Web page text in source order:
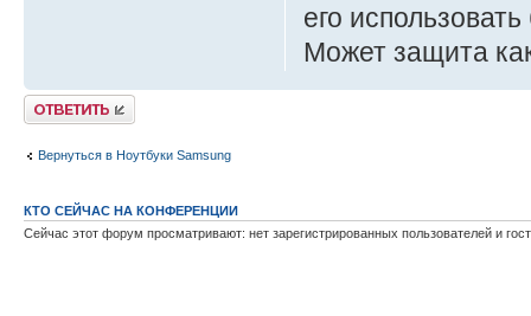
его
Может защита
Ответить
Вернуться в Ноутбуки Samsung
КТО СЕЙЧАС НА КОНФЕРЕНЦИИ
Сейчас этот форум просматривают: нет зарегистрированных пользователей и